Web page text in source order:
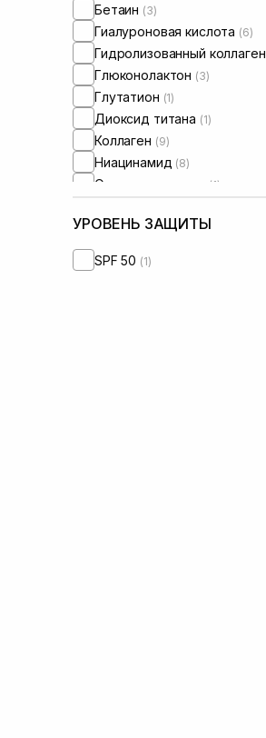
Бетаин (3)
Гиалуроновая кислота (6)
Гидролизованный коллаген
Глюконолактон (3)
Глутатион (1)
Диоксид титана (1)
Коллаген (9)
Ниацинамид (8)
Оливковое масло (1)
Масло лаванды (1)
Пептиды
УРОВЕНЬ ЗАЩИТЫ
SPF 50 (1)